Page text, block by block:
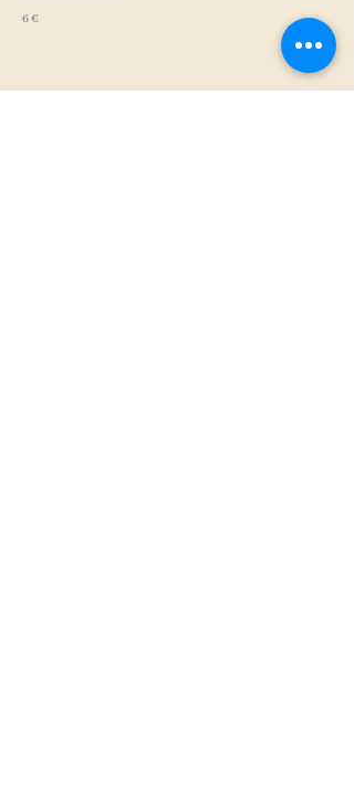
6 €
Desserts,